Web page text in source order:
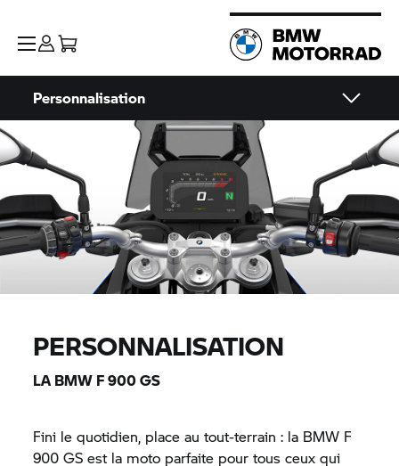
Personnalisation
PERSONNALISATION
LA BMW F 900 GS
Fini le quotidien, place au tout-terrain : la BMW F
900 GS est la moto parfaite pour tous ceux qui